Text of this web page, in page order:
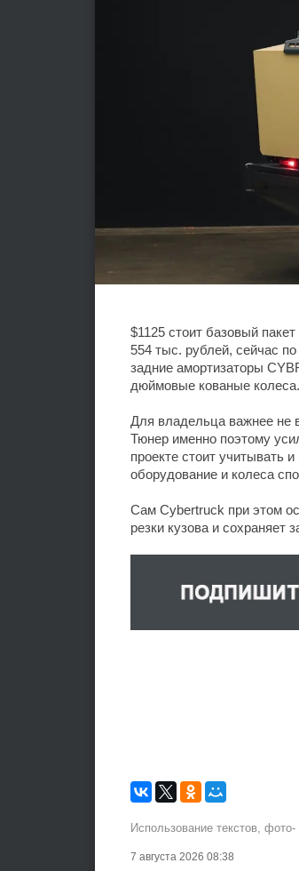
$1125 стоит базовый
554 тыс. рублей, сейчас
задние амортизаторы
дюймовые кованые колеса.
Для владельца важнее не
Тюнер именно поэтому
проекте стоит учитывать
оборудование и колеса
Сам Cybertruck при этом
резки кузова и сохраняет
Использование текстов,
7 августа 2026 08:38